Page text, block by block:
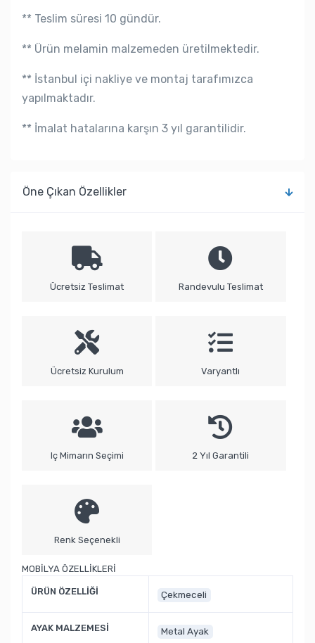
** Teslim süresi 10 gündür.
** Ürün melamin malzemeden üretilmektedir.
** İstanbul içi nakliye ve montaj tarafımızca
yapılmaktadır.
** İmalat hatalarına karşın 3 yıl garantilidir.
Öne Çıkan Özellikler
Ücretsiz Teslimat Randevulu Teslimat
Ücretsiz Kurulum Varyantlı
Iç Mimarın Seçimi 2 Yıl Garantili
Renk Seçenekli
MOBİLYA ÖZELLİKLERİ
ÜRÜN ÖZELLİĞİ Çekmeceli
AYAK MALZEMESİ Metal Ayak